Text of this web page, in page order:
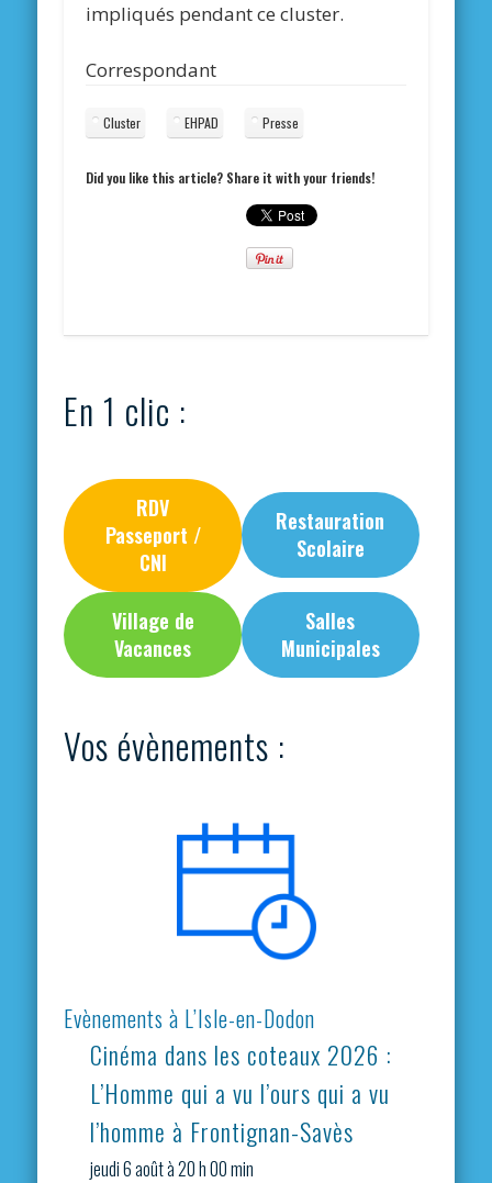
impliqués pendant ce cluster.
Correspondant
Cluster EHPAD Presse
Did you like this article? Share it with your friends!
En 1 clic :
RDV
Passeport /
CNI
Restauration
Scolaire
Village de
Vacances
Salles
Municipales
Vos évènements :
Evènements à L’Isle-en-Dodon
Cinéma dans les coteaux 2026 :
L’Homme qui a vu l’ours qui a vu
l’homme à Frontignan-Savès
jeudi 6 août à 20 h 00 min